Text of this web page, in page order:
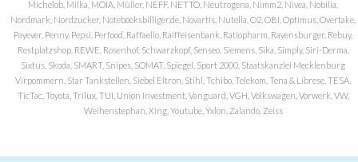
Michelob, Milka, MOIA, Müller, NEFF, NETTO, Neutrogena, Nimm2, Nivea, Nobilia,
Nordmark, Nordzucker, Notebooksbilliger.de, Novartis, Nutella, O2, OBI, Optimus, Overtake,
Payever, Penny, Pepsi, Perfood, Raffaello, Raiffeisenbank, Ratiopharm, Ravensburger, Rebuy,
Restplatzshop, REWE, Rosenhof, Schwarzkopf, Senseo, Siemens, Sika, Simply, Siri-Derma,
Sixtus, Skoda, SMART, Snipes, SOMAT, Spiegel, Sport 2000, Staatskanzlei Mecklenburg
Virpommern, Star Tankstellen, Siebel Eltron, Stihl, Tchibo, Telekom, Tena & Librese, TESA,
TicTac, Toyota, Trilux, TUI, Union Investment, Vanguard, VGH, Volkswagen, Vorwerk, VW,
Weihenstephan, Xing, Youtube, Yxlon, Zalando, Zeiss